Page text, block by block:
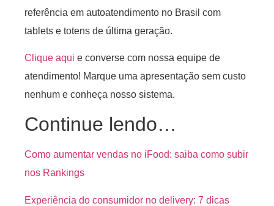
referência em autoatendimento no Brasil com
tablets e totens de última geração.
Clique aqui e converse com nossa equipe de
atendimento! Marque uma apresentação sem custo
nenhum e conheça nosso sistema.
Continue lendo…
Como aumentar vendas no iFood: saiba como subir
nos Rankings
Experiência do consumidor no delivery: 7 dicas